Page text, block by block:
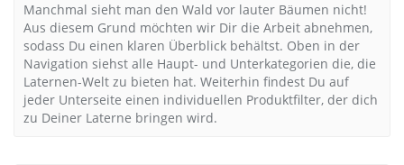
Manchmal sieht man den Wald vor lauter Bäumen nicht!
Aus diesem Grund möchten wir Dir die Arbeit abnehmen,
sodass Du einen klaren Überblick behältst. Oben in der
Navigation siehst alle Haupt- und Unterkategorien die, die
Laternen-Welt zu bieten hat. Weiterhin findest Du auf
jeder Unterseite einen individuellen Produktfilter, der dich
zu Deiner Laterne bringen wird.